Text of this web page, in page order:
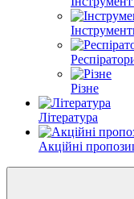
Різне
Література
Акційні